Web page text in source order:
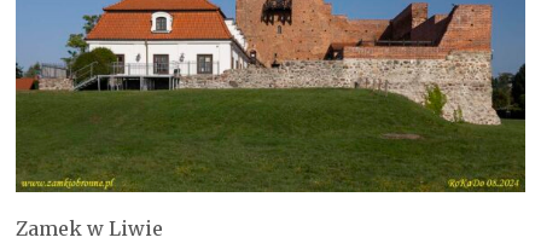
Zamek w Liwie